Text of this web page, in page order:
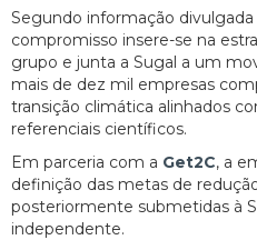
Segundo informação
compromisso insere-se na
grupo e junta a Sugal a um
mais de dez mil empresas
transição climática alinhados
referenciais científicos.
Em parceria com a Get2C, a
definição das metas de
posteriormente submetidas à
independente.